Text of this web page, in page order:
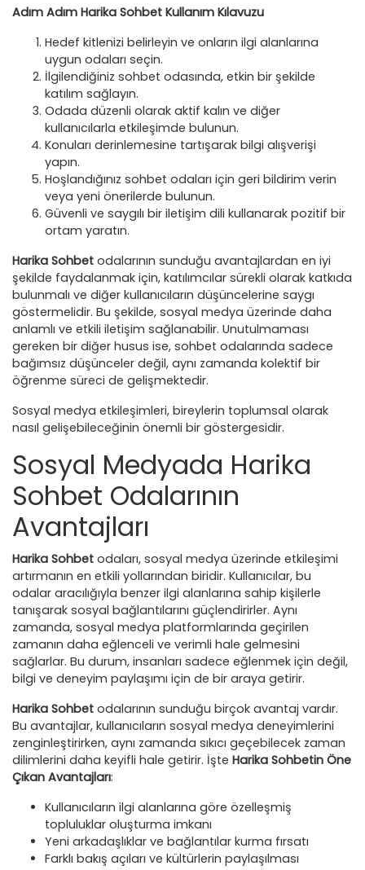
Adım Adım Harika Sohbet Kullanım Kılavuzu
Hedef kitlenizi belirleyin ve onların ilgi alanlarına
uygun odaları seçin.
İlgilendiğiniz sohbet odasında, etkin bir şekilde
katılım sağlayın.
Odada düzenli olarak aktif kalın ve diğer
kullanıcılarla etkileşimde bulunun.
Konuları derinlemesine tartışarak bilgi alışverişi
yapın.
Hoşlandığınız sohbet odaları için geri bildirim verin
veya yeni önerilerde bulunun.
Güvenli ve saygılı bir iletişim dili kullanarak pozitif bir
ortam yaratın.
Harika Sohbet odalarının sunduğu avantajlardan en iyi
şekilde faydalanmak için, katılımcılar sürekli olarak katkıda
bulunmalı ve diğer kullanıcıların düşüncelerine saygı
göstermelidir. Bu şekilde, sosyal medya üzerinde daha
anlamlı ve etkili iletişim sağlanabilir. Unutulmaması
gereken bir diğer husus ise, sohbet odalarında sadece
bağımsız düşünceler değil, aynı zamanda kolektif bir
öğrenme süreci de gelişmektedir.
Sosyal medya etkileşimleri, bireylerin toplumsal olarak
nasıl gelişebileceğinin önemli bir göstergesidir.
Sosyal Medyada Harika
Sohbet Odalarının
Avantajları
Harika Sohbet odaları, sosyal medya üzerinde etkileşimi
artırmanın en etkili yollarından biridir. Kullanıcılar, bu
odalar aracılığıyla benzer ilgi alanlarına sahip kişilerle
tanışarak sosyal bağlantılarını güçlendirirler. Aynı
zamanda, sosyal medya platformlarında geçirilen
zamanın daha eğlenceli ve verimli hale gelmesini
sağlarlar. Bu durum, insanları sadece eğlenmek için değil,
bilgi ve deneyim paylaşımı için de bir araya getirir.
Harika Sohbet odalarının sunduğu birçok avantaj vardır.
Bu avantajlar, kullanıcıların sosyal medya deneyimlerini
zenginleştirirken, aynı zamanda sıkıcı geçebilecek zaman
dilimlerini daha keyifli hale getirir. İşte Harika Sohbetin Öne
Çıkan Avantajları:
Kullanıcıların ilgi alanlarına göre özelleşmiş
topluluklar oluşturma imkanı
Yeni arkadaşlıklar ve bağlantılar kurma fırsatı
Farklı bakış açıları ve kültürlerin paylaşılması